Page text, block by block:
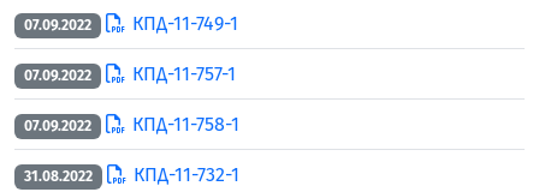
07.09.2022 КПД-11-749-1
07.09.2022 КПД-11-757-1
07.09.2022 КПД-11-758-1
31.08.2022 КПД-11-732-1